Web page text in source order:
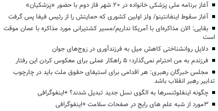
آغاز برنامه ملی پزشکی خانواده در ۲۰ شهر فاز دوم با حضور «پزشکیان»
آغاز سقوط اینفانتینو/ ولز اولین کشوری که حمایتش را از رئیس فیفا پس گرفت
بقایی: الان مذاکره‌ای با آمریکا نداریم/مسیر کشتیرانی مورد مذاکره با عمان موقت
است
دلایل روانشناختی کاهش میل به فرزندآوری در زوج‌های جوان
فرزندم به من احترام نمی‌گذارد؛ ۵ راهکار عملی برای معکوس کردن این رفتار
مجلس خبرگان رهبری: هر اقدامی برای استیفای حقوق ملت باید در چارچوب
تدابیر رهبر انقلاب باشد
چگونه اینفلوئنسرها به الگوی نسل جدید تبدیل شدند؟ +اینفوگرافی
3مورد از شبه علم های رایج در صفحات سلامت +اینفوگرافی